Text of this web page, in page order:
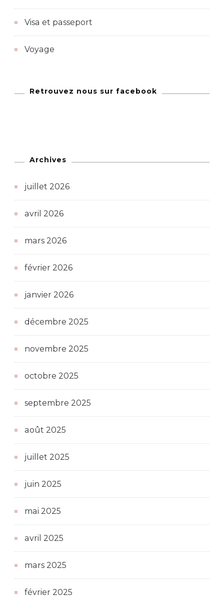
Visa et passeport
Voyage
Retrouvez nous sur facebook
Archives
juillet 2026
avril 2026
mars 2026
février 2026
janvier 2026
décembre 2025
novembre 2025
octobre 2025
septembre 2025
août 2025
juillet 2025
juin 2025
mai 2025
avril 2025
mars 2025
février 2025